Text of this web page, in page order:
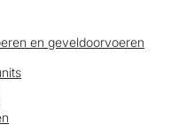
en geveldoorvoeren